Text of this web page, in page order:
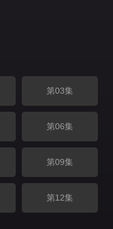
第03集
第06集
第09集
第12集